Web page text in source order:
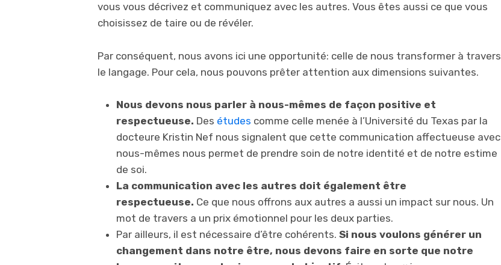
vous vous décrivez et communiquez avec les autres. Vous êtes aussi ce que vous
choisissez de taire ou de révéler.
Par conséquent, nous avons ici une opportunité: celle de nous transformer à travers
le langage. Pour cela, nous pouvons prêter attention aux dimensions suivantes.
Nous devons nous parler à nous-mêmes de façon positive et
respectueuse. Des études comme celle menée à l’Université du Texas par la
docteure Kristin Nef nous signalent que cette communication affectueuse avec
nous-mêmes nous permet de prendre soin de notre identité et de notre estime
de soi.
La communication avec les autres doit également être
respectueuse. Ce que nous offrons aux autres a aussi un impact sur nous. Un
mot de travers a un prix émotionnel pour les deux parties.
Par ailleurs, il est nécessaire d’être cohérents. Si nous voulons générer un
changement dans notre être, nous devons faire en sorte que notre